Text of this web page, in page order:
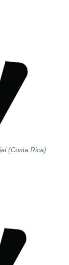
(Costa Rica)